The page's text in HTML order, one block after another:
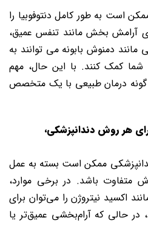
است به طور کامل دنتوفوبیا را
آرامش بخش مانند تنفس عمیق،
دمنوش بابونه می توانند به
کمک کنند. با این حال، مهم
گونه درمان طبیعی با یک متخصص
هر روش دندانپزشکی،
ممکن است بسته به عمل
متفاوت باشد. در برخی موارد،
اکسید نیتروژن را می‌توان برای
در حالی که آرام‌بخشی عمیق‌تر یا